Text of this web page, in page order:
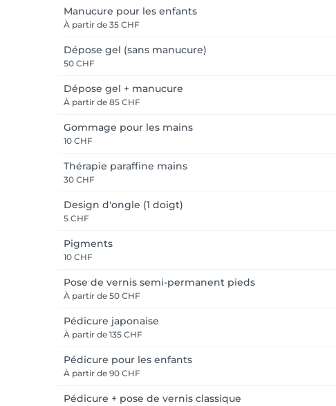
Manucure pour les enfants
À partir de 35 CHF
Dépose gel (sans manucure)
50 CHF
Dépose gel + manucure
À partir de 85 CHF
Gommage pour les mains
10 CHF
Thérapie paraffine mains
30 CHF
Design d'ongle (1 doigt)
5 CHF
Pigments
10 CHF
Pose de vernis semi-permanent pieds
À partir de 50 CHF
Pédicure japonaise
À partir de 135 CHF
Pédicure pour les enfants
À partir de 90 CHF
Pédicure + pose de vernis classique